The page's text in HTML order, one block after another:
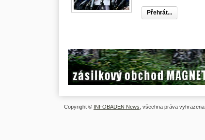
Přehrát...
Copyright © INFOBADEN News , všechna práva vyhrazena.